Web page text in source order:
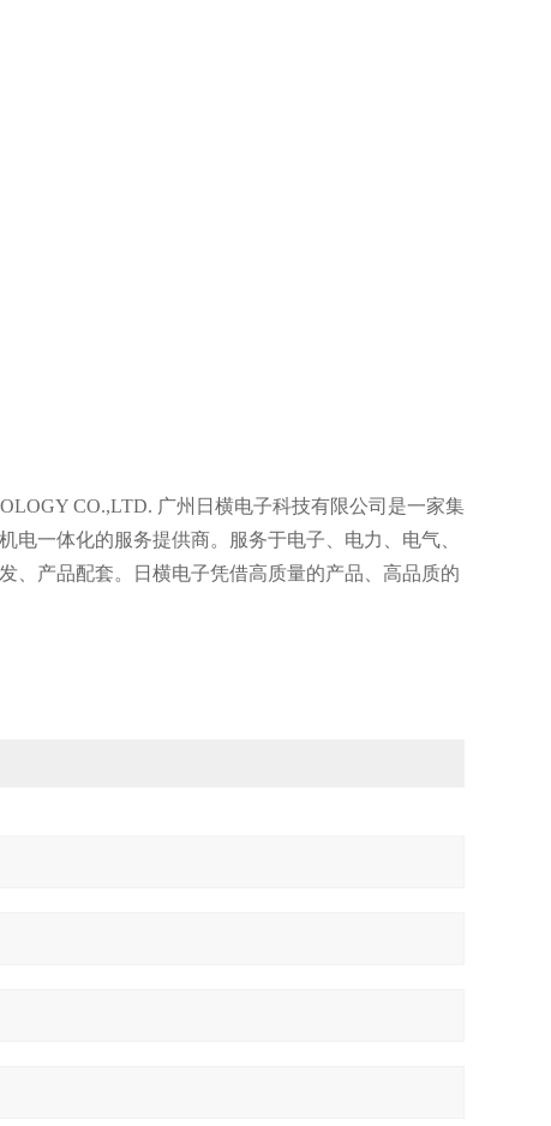
CO.,LTD. 广州日横电子科技有限公司是一家集
一体化的服务提供商。服务于电子、电力、电气、
、产品配套。日横电子凭借高质量的产品、高品质的